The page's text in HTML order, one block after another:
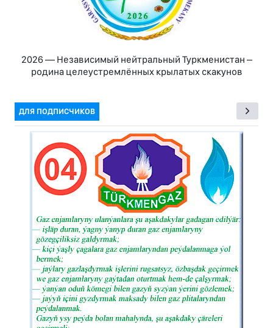
2026 — Независимый нейтральный Туркменистан –
родина целеустремлённых крылатых скакунов
ДЛЯ ПОДПИСЧИКОВ